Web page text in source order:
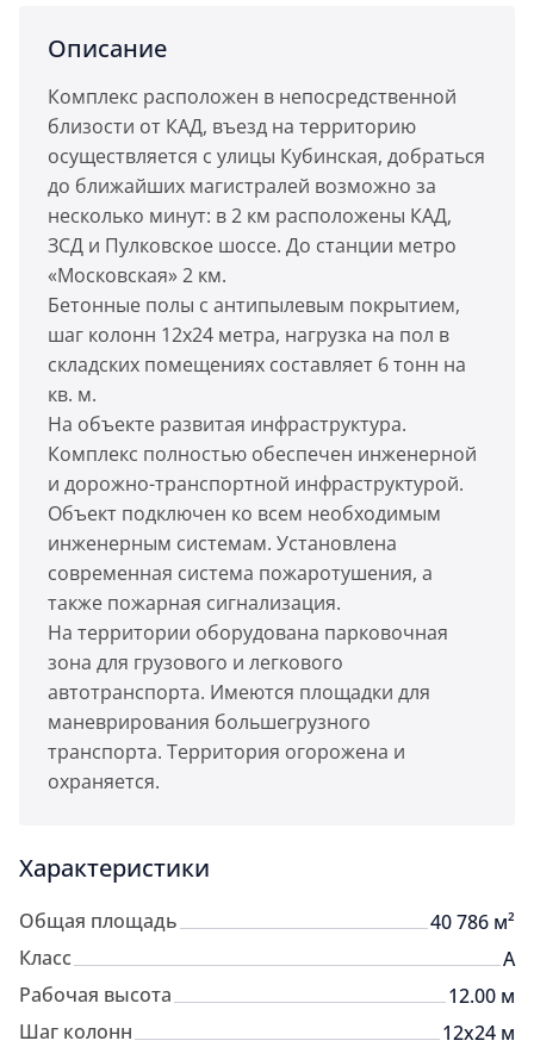
Описание
Комплекс расположен в непосредственной
близости от КАД, въезд на территорию
осуществляется с улицы Кубинская, добраться
до ближайших магистралей возможно за
несколько минут: в 2 км расположены КАД,
ЗСД и Пулковское шоссе. До станции метро
«Московская» 2 км.
Бетонные полы с антипылевым покрытием,
шаг колонн 12x24 метра, нагрузка на пол в
складских помещениях составляет 6 тонн на
кв. м.
На объекте развитая инфраструктура.
Комплекс полностью обеспечен инженерной
и дорожно-транспортной инфраструктурой.
Объект подключен ко всем необходимым
инженерным системам. Установлена
современная система пожаротушения, а
также пожарная сигнализация.
На территории оборудована парковочная
зона для грузового и легкового
автотранспорта. Имеются площадки для
маневрирования большегрузного
транспорта. Территория огорожена и
охраняется.
Характеристики
Общая площадь
40 786 м²
Класс
A
Рабочая высота
12.00 м
Шаг колонн
12х24 м